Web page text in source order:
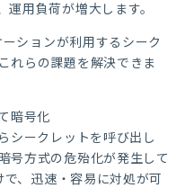
用負荷が増大します。
ションが利用するシーク
れらの課題を解決できま
暗号化
シークレットを呼び出し
号方式の危殆化が発生して
、迅速・容易に対処が可